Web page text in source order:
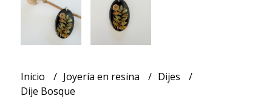
Inicio Joyería en resina
Dijes
Dije Bosque